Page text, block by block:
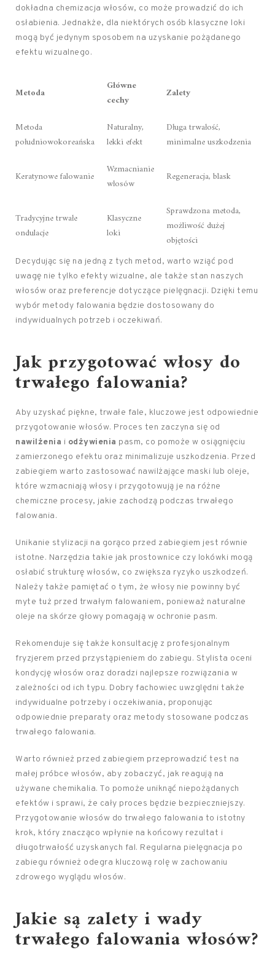
dokładna chemizacja włosów, co może prowadzić do ich
osłabienia. Jednakże, dla niektórych osób klasyczne loki
mogą być jedynym sposobem na uzyskanie pożądanego
efektu wizualnego.
Metoda
Główne
cechy
Zalety
Metoda
południowokoreańska
Naturalny,
lekki efekt
Długa trwałość,
minimalne uszkodzenia
Keratynowe falowanie
Wzmacnianie
włosów
Regeneracja, blask
Tradycyjne trwałe
ondulacje
Klasyczne
loki
Sprawdzona metoda,
możliwość dużej
objętości
Decydując się na jedną z tych metod, warto wziąć pod
uwagę nie tylko efekty wizualne, ale także stan naszych
włosów oraz preferencje dotyczące pielęgnacji. Dzięki temu
wybór metody falowania będzie dostosowany do
indywidualnych potrzeb i oczekiwań.
Jak przygotować włosy do
trwałego falowania?
Aby uzyskać piękne, trwałe fale, kluczowe jest odpowiednie
przygotowanie włosów. Proces ten zaczyna się od
nawilżenia i odżywienia pasm, co pomoże w osiągnięciu
zamierzonego efektu oraz minimalizuje uszkodzenia. Przed
zabiegiem warto zastosować nawilżające maski lub oleje,
które wzmacniają włosy i przygotowują je na różne
chemiczne procesy, jakie zachodzą podczas trwałego
falowania.
Unikanie stylizacji na gorąco przed zabiegiem jest równie
istotne. Narzędzia takie jak prostownice czy lokówki mogą
osłabić strukturę włosów, co zwiększa ryzyko uszkodzeń.
Należy także pamiętać o tym, że włosy nie powinny być
myte tuż przed trwałym falowaniem, ponieważ naturalne
oleje na skórze głowy pomagają w ochronie pasm.
Rekomenduje się także konsultację z profesjonalnym
fryzjerem przed przystąpieniem do zabiegu. Stylista oceni
kondycję włosów oraz doradzi najlepsze rozwiązania w
zależności od ich typu. Dobry fachowiec uwzględni także
indywidualne potrzeby i oczekiwania, proponując
odpowiednie preparaty oraz metody stosowane podczas
trwałego falowania.
Warto również przed zabiegiem przeprowadzić test na
małej próbce włosów, aby zobaczyć, jak reagują na
używane chemikalia. To pomoże uniknąć niepożądanych
efektów i sprawi, że cały proces będzie bezpieczniejszy.
Przygotowanie włosów do trwałego falowania to istotny
krok, który znacząco wpłynie na końcowy rezultat i
długotrwałość uzyskanych fal. Regularna pielęgnacja po
zabiegu również odegra kluczową rolę w zachowaniu
zdrowego wyglądu włosów.
Jakie są zalety i wady
trwałego falowania włosów?